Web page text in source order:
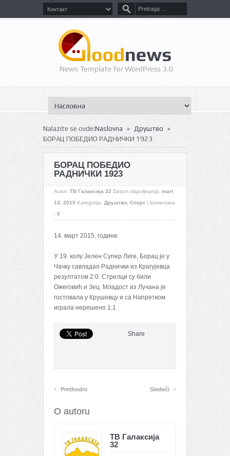
Nalazite se ovde:Naslovna » Друштво »
БОРАЦ ПОБЕДИО РАДНИЧКИ 1923
БОРАЦ ПОБЕДИО
РАДНИЧКИ 1923
Autor: ТВ Галаксија 32 Datum objavljivanja: mart
14, 2015 Kategorija: Друштво Спорт | komentara
: 0
14. март 2015. године
У 19. колу Јелен Супер Лиге, Борац је у
Чачку савладао Раднички из Крагујевца
резултатом 2:0. Стрелци су били
Ожеговић и Зец. Младост из Лучана је
гостовала у Крушевцу и са Напретком
играла нерешено 1:1.
Share
‹ Prethodni Sledeći ›
O autoru
ТВ Галаксија
32